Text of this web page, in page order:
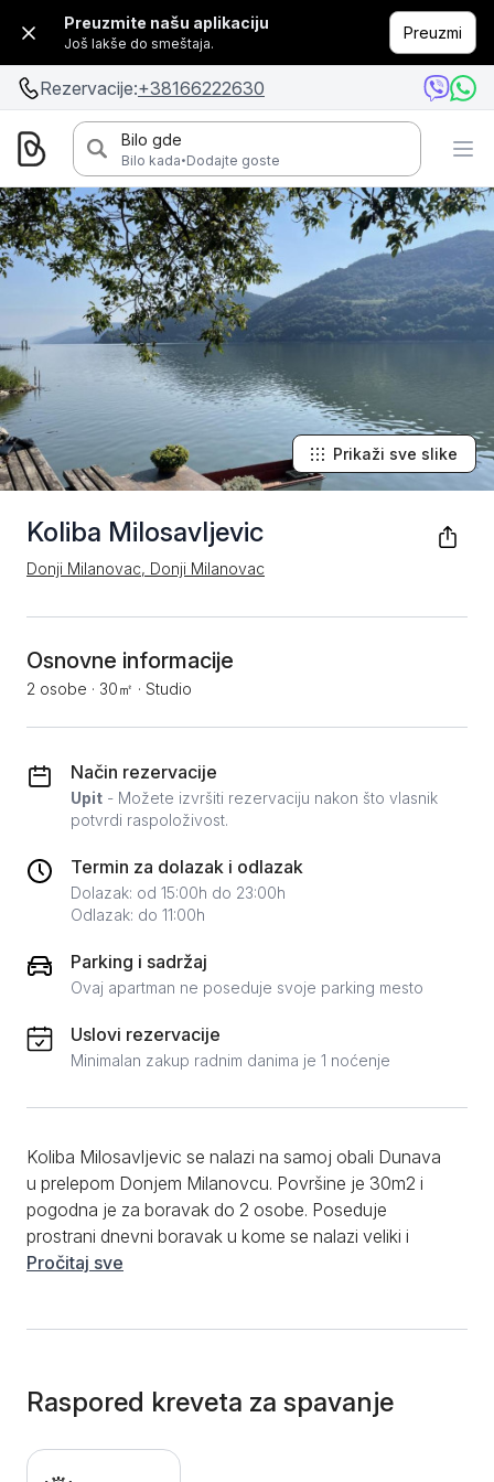
Preuzmite našu aplikaciju
Još lakše do smeštaja.
Preuzmi
Rezervacije:+38166222630
Bilo gde
Bilo kada·Dodajte goste
Koliba Milosavljevic
Donji Milanovac, Donji Milanovac
Prikaži sve slike
Osnovne informacije
2 osobe · 30㎡ · Studio
Način rezervacije
Upit - Možete izvršiti rezervaciju nakon što vlasnik
potvrdi raspoloživost.
Termin za dolazak i odlazak
Dolazak: od 15:00h do 23:00h
Odlazak: do 11:00h
Parking i sadržaj
Ovaj apartman ne poseduje svoje parking mesto
Uslovi rezervacije
Minimalan zakup radnim danima je 1 noćenje
Koliba Milosavljevic se nalazi na samoj obali Dunava
u prelepom Donjem Milanovcu. Površine je 30m2 i
pogodna je za boravak do 2 osobe. Poseduje
prostrani dnevni boravak u kome se nalazi veliki i
udoban bračni krevet, rustično opremljenu i
prirodi ovog kraja Srbije koja stvara savršenu
atmosferu za opuštanje. Od dodatnih pogodnosti
gostima su na raspolaganju besplatan WiFi internet,
LCD TV sa kablovskim kanalima, klima uređaj, čisti
Pročitaj sve
Raspored kreveta za spavanje